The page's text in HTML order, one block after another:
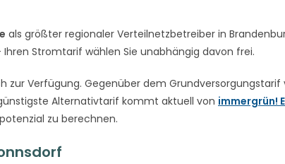
als größter regionaler Verteilnetzbetreiber in
Stromtarif wählen Sie unabhängig davon frei.
zur Verfügung. Gegenüber dem Grundversorgungstarif
Alternativtarif kommt aktuell von immergrün!
zu berechnen.